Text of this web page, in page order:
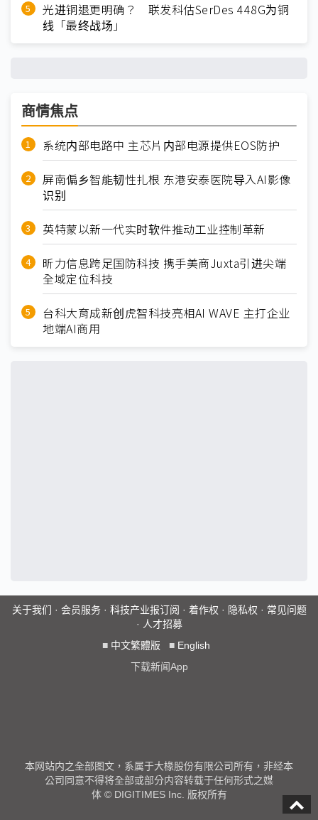
光进铜退更明确？ 联发科估SerDes 448G为铜
线「最终战场」
商情焦点
系统内部电路中 主芯片内部电源提供EOS防护
屏南偏乡智能韧性扎根 东港安泰医院导入AI影像
识别
英特蒙以新一代实时软件推动工业控制革新
昕力信息跨足国防科技 携手美商Juxta引进尖端
全域定位科技
台科大育成新创虎智科技亮相AI WAVE 主打企业
地端AI商用
关于我们 · 会员服务· 科技产业报订阅 · 着作权 · 隐私权 · 常见问题
· 人才招募
■ 中文繁體版 ■ English
下载新闻App
本网站内之全部图文，系属于大椽股份有限公司所有，非经本
公司同意不得将全部或部分内容转载于任何形式之媒
体 © DIGITIMES Inc. 版权所有